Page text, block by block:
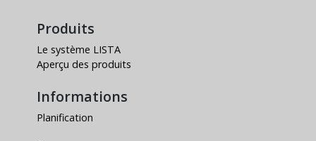
Produits
Le système LISTA
Aperçu des produits
Informations
Planification